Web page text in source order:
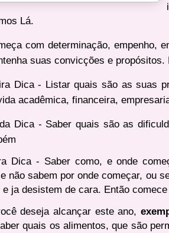
Lá.
com determinação, empenho,
suas convicções e propósitos.
Dica - Listar quais são as suas
acadêmica, financeira,
Dica - Saber quais são as
Dica - Saber como, e onde
não sabem por onde começar, ou
e ja desistem de cara. Então
deseja alcançar este ano,
quais os alimentos, que são